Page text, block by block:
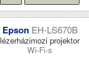
Epson EH-LS670B
lézerházimozi projektor
Wi-Fi-s